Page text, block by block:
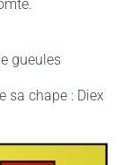
gueules
sa chape : Diex